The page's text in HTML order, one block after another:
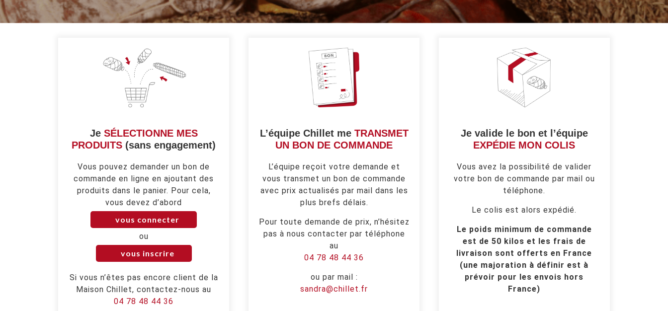
Je SÉLECTIONNE MES
PRODUITS (sans engagement)
Vous pouvez demander un bon de
commande en ligne en ajoutant des
produits dans le panier. Pour cela,
vous devez d’abord
vous connecter
ou
vous inscrire
Si vous n’êtes pas encore client de la
Maison Chillet, contactez-nous au
04 78 48 44 36
L’équipe Chillet me TRANSMET
UN BON DE COMMANDE
L’équipe reçoit votre demande et
vous transmet un bon de commande
avec prix actualisés par mail dans les
plus brefs délais.
Pour toute demande de prix, n’hésitez
pas à nous contacter par téléphone
au
04 78 48 44 36
ou par mail :
sandra@chillet.fr
Je valide le bon et l’équipe
EXPÉDIE MON COLIS
Vous avez la possibilité de valider
votre bon de commande par mail ou
téléphone.
Le colis est alors expédié.
Le poids minimum de commande
est de 50 kilos et les frais de
livraison sont offerts en France
(une majoration à définir est à
prévoir pour les envois hors
France)